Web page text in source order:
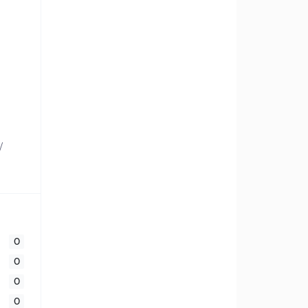
0
0
0
0